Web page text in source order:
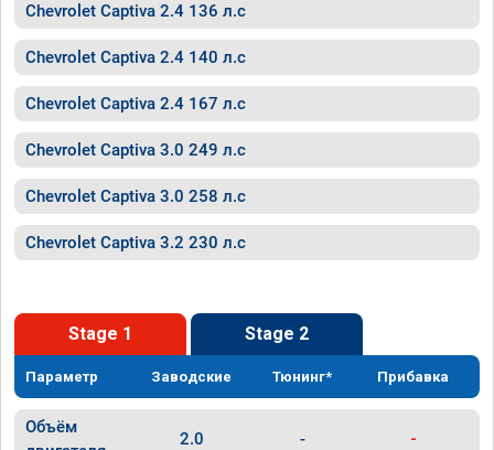
Chevrolet Captiva 2.4 136 л.с
Chevrolet Captiva 2.4 140 л.с
Chevrolet Captiva 2.4 167 л.с
Chevrolet Captiva 3.0 249 л.с
Chevrolet Captiva 3.0 258 л.с
Chevrolet Captiva 3.2 230 л.с
Stage 1 Stage 2
Параметр Заводские Тюнинг* Прибавка
Объём
2.0 - -